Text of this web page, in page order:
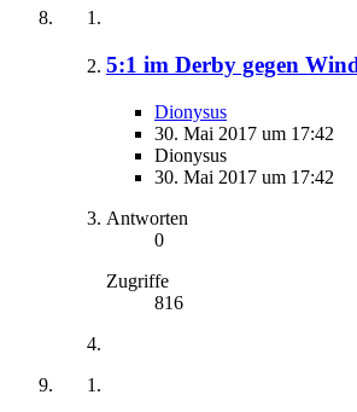
5:1 im Derby gegen
Dionysus
30. Mai 2017 um 17:42
Dionysus
30. Mai 2017 um 17:42
Antworten
0
Zugriffe
816